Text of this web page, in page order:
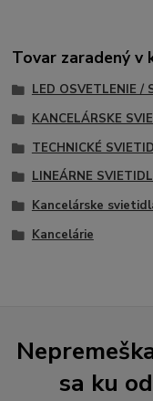
Tovar zaradený v
LED OSVETLENIE /
KANCELÁRSKE
TECHNICKÉ
LINEÁRNE
Kancelárske
Kancelárie
sa ku